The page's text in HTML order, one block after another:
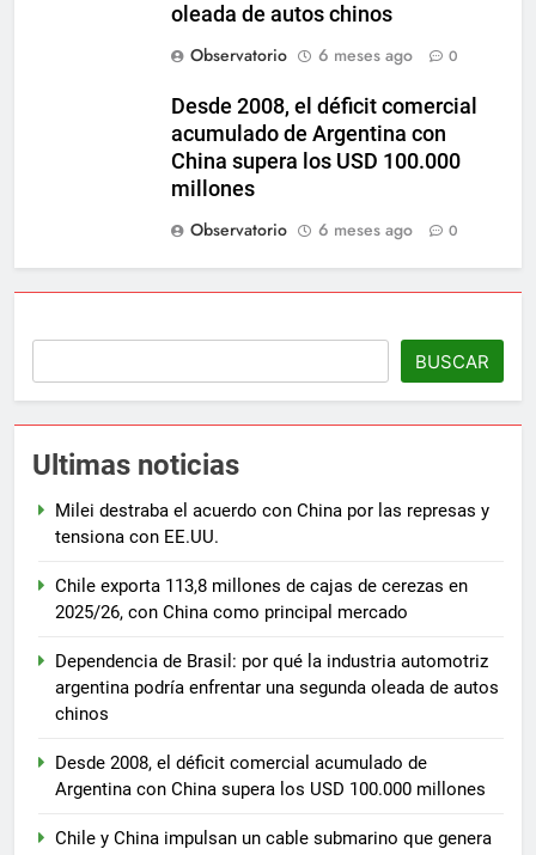
oleada de autos chinos
Observatorio
6 meses ago 0
Desde 2008, el déficit comercial
acumulado de Argentina con
China supera los USD 100.000
millones
Observatorio
6 meses ago 0
BUSCAR
Ultimas noticias
Milei destraba el acuerdo con China por las represas y
tensiona con EE.UU.
Chile exporta 113,8 millones de cajas de cerezas en
2025/26, con China como principal mercado
Dependencia de Brasil: por qué la industria automotriz
argentina podría enfrentar una segunda oleada de autos
chinos
Desde 2008, el déficit comercial acumulado de
Argentina con China supera los USD 100.000 millones
Chile y China impulsan un cable submarino que genera